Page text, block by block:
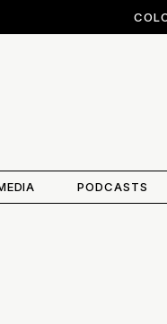
PODCASTS